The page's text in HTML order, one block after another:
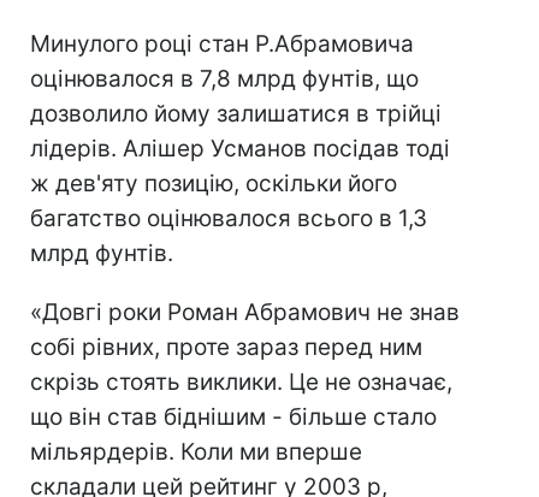
Минулого році стан Р.Абрамовича
оцінювалося в 7,8 млрд фунтів, що
дозволило йому залишатися в трійці
лідерів. Алішер Усманов посідав тоді
ж дев'яту позицію, оскільки його
багатство оцінювалося всього в 1,3
млрд фунтів.
«Довгі роки Роман Абрамович не знав
собі рівних, проте зараз перед ним
скрізь стоять виклики. Це не означає,
що він став біднішим - більше стало
мільярдерів. Коли ми вперше
складали цей рейтинг у 2003 р,